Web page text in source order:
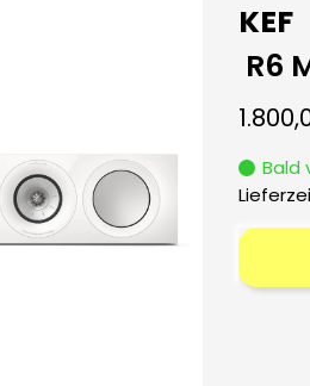
KEF
R6
Bald